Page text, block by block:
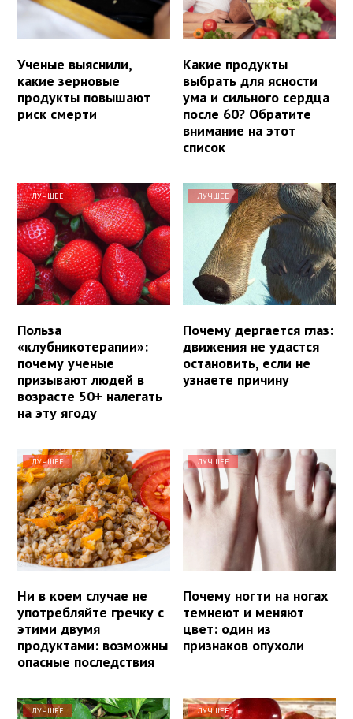
Ученые выяснили,
какие зерновые
продукты повышают
риск смерти
Какие продукты
выбрать для ясности
ума и сильного сердца
после 60? Обратите
внимание на этот
список
ЛУЧШЕЕ
Польза
«клубникотерапии»:
почему ученые
призывают людей в
возрасте 50+ налегать
на эту ягоду
ЛУЧШЕЕ
Почему дергается глаз:
движения не удастся
остановить, если не
узнаете причину
ЛУЧШЕЕ
Ни в коем случае не
употребляйте гречку с
этими двумя
продуктами: возможны
опасные последствия
ЛУЧШЕЕ
Почему ногти на ногах
темнеют и меняют
цвет: один из
признаков опухоли
ЛУЧШЕЕ ЛУЧШЕЕ